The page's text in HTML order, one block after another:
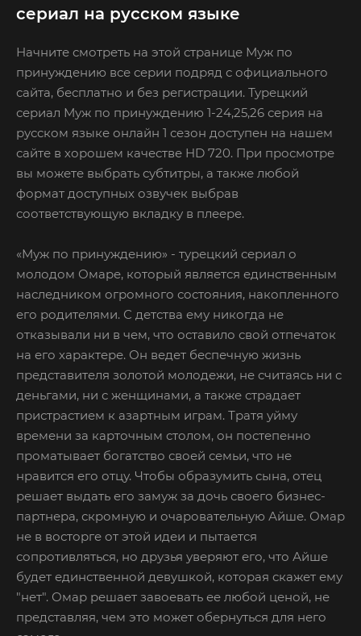
сериал на русском языке
Начните смотреть на этой странице Муж по
принуждению все серии подряд с официального
сайта, бесплатно и без регистрации. Турецкий
сериал Муж по принуждению 1-24,25,26 серия на
русском языке онлайн 1 сезон доступен на нашем
сайте в хорошем качестве HD 720. При просмотре
вы можете выбрать субтитры, а также любой
формат доступных озвучек выбрав
соответствующую вкладку в плеере.
«Муж по принуждению» - турецкий сериал о
молодом Омаре, который является единственным
наследником огромного состояния, накопленного
его родителями. С детства ему никогда не
отказывали ни в чем, что оставило свой отпечаток
на его характере. Он ведет беспечную жизнь
представителя золотой молодежи, не считаясь ни с
деньгами, ни с женщинами, а также страдает
пристрастием к азартным играм. Тратя уйму
времени за карточным столом, он постепенно
проматывает богатство своей семьи, что не
нравится его отцу. Чтобы образумить сына, отец
решает выдать его замуж за дочь своего бизнес-
партнера, скромную и очаровательную Айше. Омар
не в восторге от этой идеи и пытается
сопротивляться, но друзья уверяют его, что Айше
будет единственной девушкой, которая скажет ему
"нет". Омар решает завоевать ее любой ценой, не
представляя, чем это может обернуться для него